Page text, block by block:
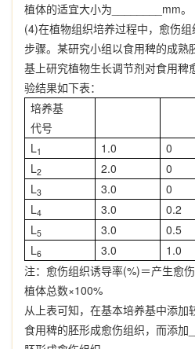
植体的适宜大小为 ________mm。
(4)在植物组织培养过程中，愈伤
步骤。某研究小组以食用稗的成熟
基上研究植物生长调节剂对食用稗
验结果如下表：
培养基
代号
L1 1.0 0
L2 2.0 0
L3 3.0 0
L4 3.0 0.2
L5 3.0 0.5
L6 3.0 1.0
注： 愈伤组织诱导率(%)＝产生愈
植体总数×100%
从上表可知，在基本培养基中添加
食用稗的胚形成愈伤组织，而添加